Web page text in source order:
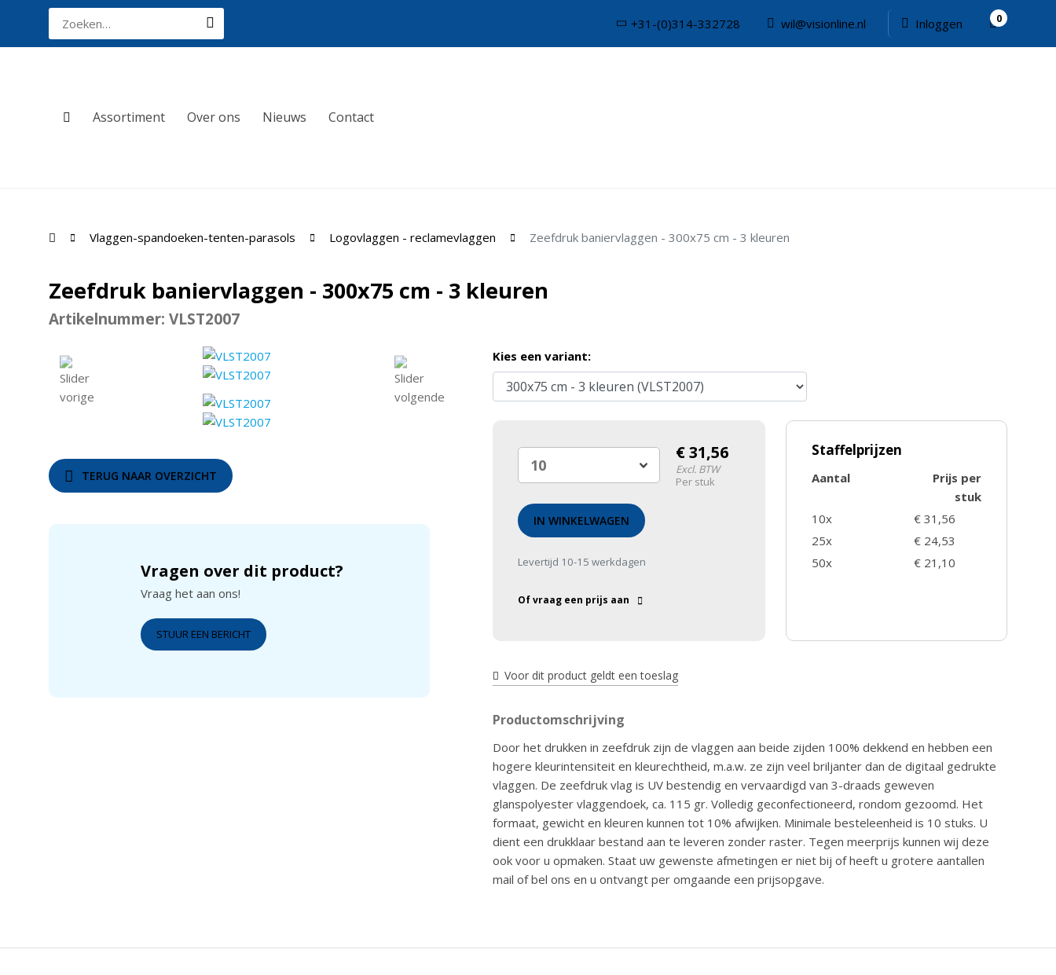
+31-(0)314-332728 wil@visionline.nl Inloggen 0
Assortiment Over ons Nieuws Contact
Vlaggen-spandoeken-tenten-parasols Logovlaggen - reclamevlaggen Zeefdruk baniervlaggen - 300x75 cm - 3 kleuren
Zeefdruk baniervlaggen - 300x75 cm - 3 kleuren
Artikelnummer: VLST2007
TERUG NAAR OVERZICHT
Vragen over dit product?
Vraag het aan ons!
STUUR EEN BERICHT
Kies een variant:
€31,56
Excl. BTW
Per stuk
IN WINKELWAGEN
Levertijd 10-15 werkdagen
Of vraag een prijs aan
Staffelprijzen
Aantal
Prijs per
stuk
10x
€ 31,56
25x
€ 24,53
50x
€ 21,10
Voor dit product geldt een toeslag
Productomschrijving
Door het drukken in zeefdruk zijn de vlaggen aan beide zijden 100% dekkend en hebben een
hogere kleurintensiteit en kleurechtheid, m.a.w. ze zijn veel briljanter dan de digitaal gedrukte
vlaggen. De zeefdruk vlag is UV bestendig en vervaardigd van 3-draads geweven
glanspolyester vlaggendoek, ca. 115 gr. Volledig geconfectioneerd, rondom gezoomd. Het
formaat, gewicht en kleuren kunnen tot 10% afwijken. Minimale besteleenheid is 10 stuks. U
dient een drukklaar bestand aan te leveren zonder raster. Tegen meerprijs kunnen wij deze
ook voor u opmaken. Staat uw gewenste afmetingen er niet bij of heeft u grotere aantallen
mail of bel ons en u ontvangt per omgaande een prijsopgave.